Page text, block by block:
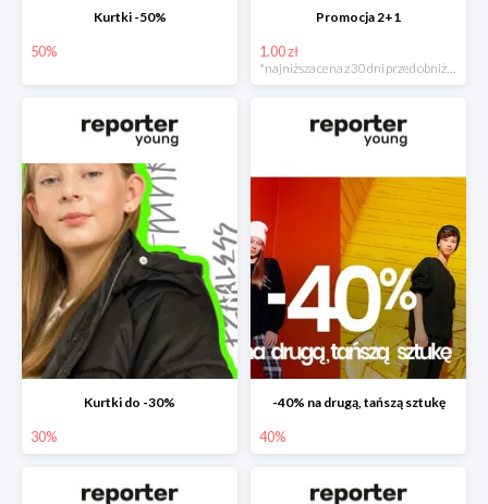
Kurtki -50%
50%
Promocja 2+1
1.00 zł
Kurtki do -30%
30%
-40% na drugą, tańszą sztukę
40%